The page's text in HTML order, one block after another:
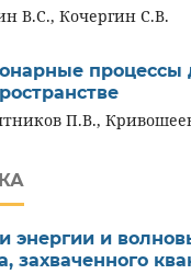
В.С., Кочергин С.В.
процессы
П.В.,
энергии и
захваченного